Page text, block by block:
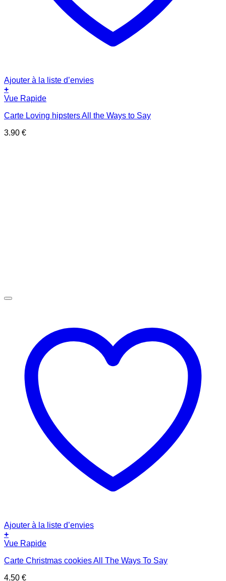
Ajouter à la liste d’envies
+
Vue Rapide
Carte Loving hipsters All the Ways to Say
3.90 €
Ajouter à la liste d’envies
+
Vue Rapide
Carte Christmas cookies All The Ways To Say
4.50 €